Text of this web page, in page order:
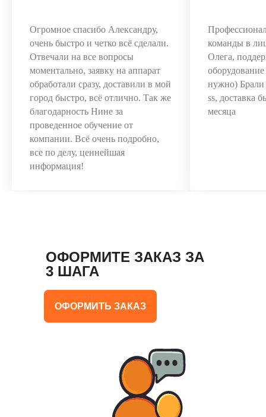
Огромное спасибо Александру,
очень быстро и четко всё сделали.
Отвечали на все вопросы
моментально, заявку на аппарат
обработали сразу, доставили в мой
город быстро, всё отлично. Так же
благодарность Нине за
проведенное обучение от
компании. Всё очень подробно,
все по делу, ценнейшая
информация!
команды в
Олега,
оборудование
нужно)
ss, доставка
месяца
ОФОРМИТЕ ЗАКАЗ ЗА
3 ШАГА
ОФОРМИТЬ ЗАКАЗ